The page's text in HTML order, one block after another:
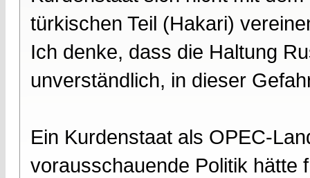
türkischen Teil (Hakari)
Ich denke, dass die Haltung
unverständlich, in dieser
Ein Kurdenstaat als OPEC-
vorausschauende Politik hätte